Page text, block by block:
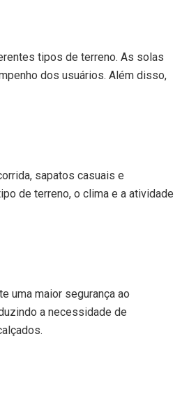
tipos de terreno. As solas
dos usuários. Além disso,
sapatos casuais e
de terreno, o clima e a atividade
uma maior segurança ao
a necessidade de